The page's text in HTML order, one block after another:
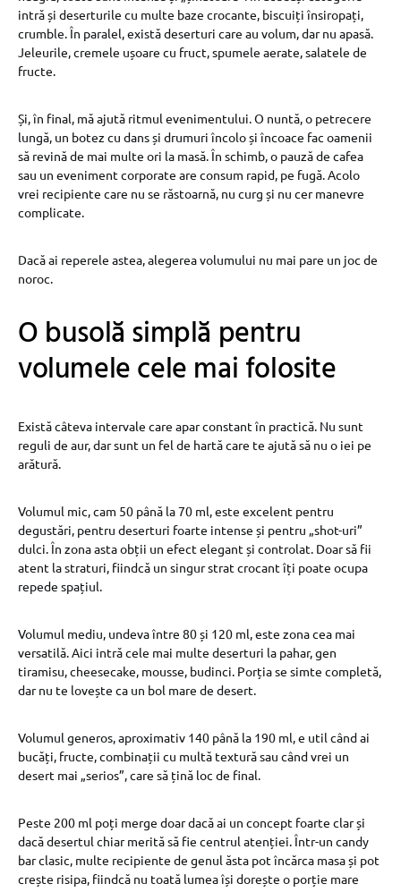
intră și deserturile cu multe baze crocante, biscuiți însiropați,
crumble. În paralel, există deserturi care au volum, dar nu apasă.
Jeleurile, cremele ușoare cu fruct, spumele aerate, salatele de
fructe.
Și, în final, mă ajută ritmul evenimentului. O nuntă, o petrecere
lungă, un botez cu dans și drumuri încolo și încoace fac oamenii
să revină de mai multe ori la masă. În schimb, o pauză de cafea
sau un eveniment corporate are consum rapid, pe fugă. Acolo
vrei recipiente care nu se răstoarnă, nu curg și nu cer manevre
complicate.
Dacă ai reperele astea, alegerea volumului nu mai pare un joc de
noroc.
O busolă simplă pentru
volumele cele mai folosite
Există câteva intervale care apar constant în practică. Nu sunt
reguli de aur, dar sunt un fel de hartă care te ajută să nu o iei pe
arătură.
Volumul mic, cam 50 până la 70 ml, este excelent pentru
degustări, pentru deserturi foarte intense și pentru „shot-uri”
dulci. În zona asta obții un efect elegant și controlat. Doar să fii
atent la straturi, fiindcă un singur strat crocant îți poate ocupa
repede spațiul.
Volumul mediu, undeva între 80 și 120 ml, este zona cea mai
versatilă. Aici intră cele mai multe deserturi la pahar, gen
tiramisu, cheesecake, mousse, budinci. Porția se simte completă,
dar nu te lovește ca un bol mare de desert.
Volumul generos, aproximativ 140 până la 190 ml, e util când ai
bucăți, fructe, combinații cu multă textură sau când vrei un
desert mai „serios”, care să țină loc de final.
Peste 200 ml poți merge doar dacă ai un concept foarte clar și
dacă desertul chiar merită să fie centrul atenției. Într-un candy
bar clasic, multe recipiente de genul ăsta pot încărca masa și pot
crește risipa, fiindcă nu toată lumea își dorește o porție mare